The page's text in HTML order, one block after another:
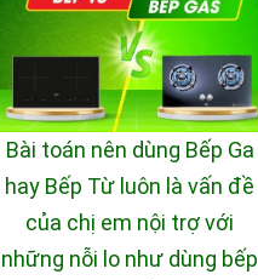
Bài toán nên dùng Bếp Ga
hay Bếp Từ luôn là vấn đề
của chị em nội trợ với
những nỗi lo như dùng bếp